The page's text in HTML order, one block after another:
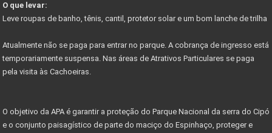
NOVO ACESSO À SERRA DO CIPÓ
CIRCUITO DE CICLOTURISMO NA SERRA DO CIPÓ
Vetor Norte de BH é a bola da vez do mercado
Listas de documentos para Compra de Imóveis...
O que levar:
Leve roupas de banho, tênis, cantil, protetor solar e um bom lanche de trilha
Atualmente não se paga para entrar no parque. A cobrança de ingresso está
temporariamente suspensa. Nas áreas de Atrativos Particulares se paga
pela visita às Cachoeiras.
O objetivo da APA é garantir a proteção do Parque Nacional da serra do Cipó
e o conjunto paisagístico de parte do maciço do Espinhaço, proteger e